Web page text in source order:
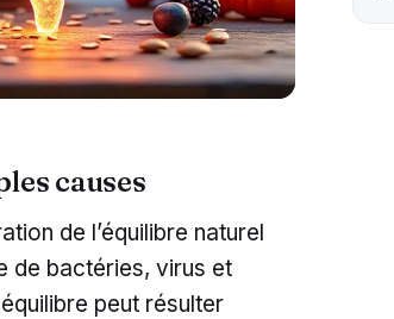
causes
de l’équilibre naturel
de bactéries, virus et
peut résulter